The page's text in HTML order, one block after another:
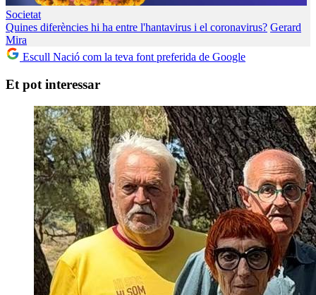
Societat
Quines diferències hi ha entre l'hantavirus i el coronavirus? Gerard
Mira
Escull Nació com la teva font preferida de Google
Et pot interessar